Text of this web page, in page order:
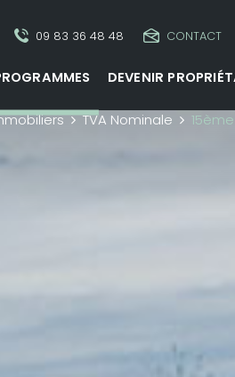
09 83 36 48 48 CONTACT
DEVENIR
TVA Nominale